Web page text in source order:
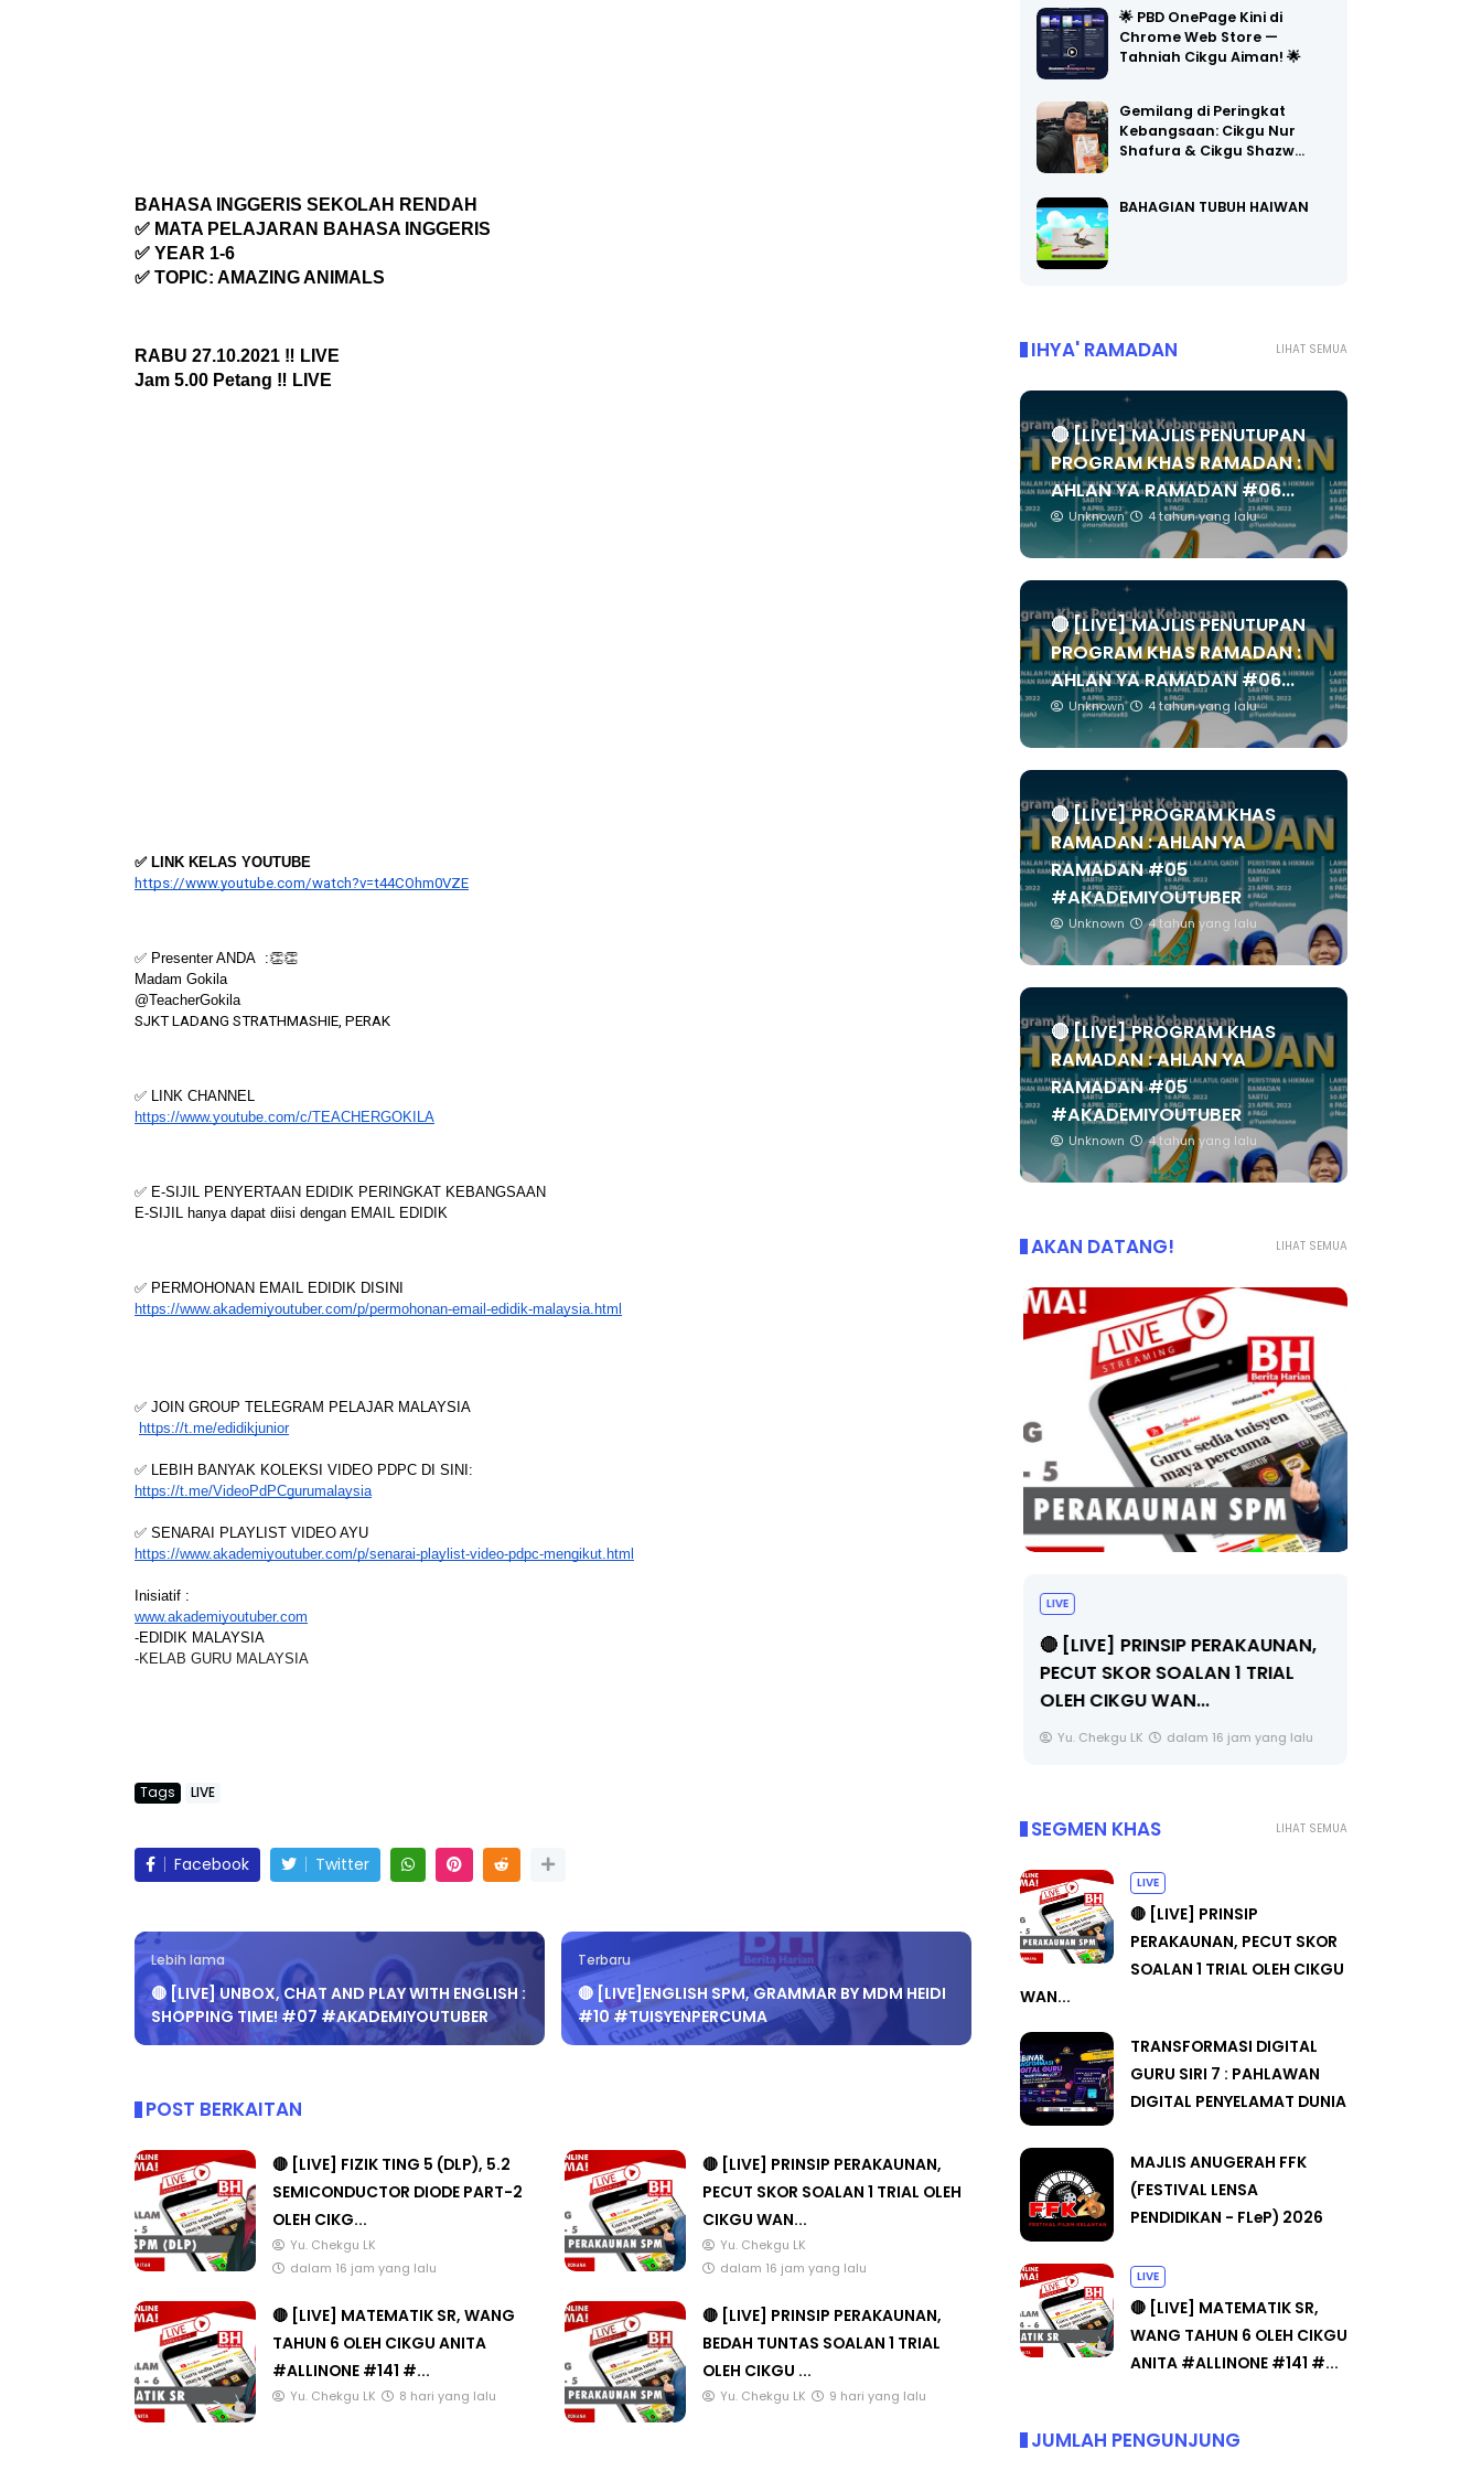
BAHASA INGGERIS SEKOLAH RENDAH
✅ MATA PELAJARAN BAHASA INGGERIS
✅ YEAR 1-6
✅ TOPIC: AMAZING ANIMALS
RABU 27.10.2021 ‼️ LIVE
Jam 5.00 Petang ‼️ LIVE
✅ LINK KELAS YOUTUBE
https://www.youtube.com/watch?v=t44COhm0VZE
✅ Presenter ANDA  :👏👏
Madam Gokila
@TeacherGokila
SJKT LADANG STRATHMASHIE, PERAK
✅ LINK CHANNEL
https://www.youtube.com/c/TEACHERGOKILA
✅ E-SIJIL PENYERTAAN EDIDIK PERINGKAT KEBANGSAAN
E-SIJIL hanya dapat diisi dengan EMAIL EDIDIK
✅ PERMOHONAN EMAIL EDIDIK DISINI
https://www.akademiyoutuber.com/p/permohonan-email-edidik-malaysia.html
✅ JOIN GROUP TELEGRAM PELAJAR MALAYSIA
https://t.me/edidikjunior
✅ LEBIH BANYAK KOLEKSI VIDEO PDPC DI SINI:
https://t.me/VideoPdPCgurumalaysia
✅ SENARAI PLAYLIST VIDEO AYU
https://www.akademiyoutuber.com/p/senarai-playlist-video-pdpc-mengikut.html
Inisiatif :
www.akademiyoutuber.com
-EDIDIK MALAYSIA
-KELAB GURU MALAYSIA
Tags LIVE
Facebook Twitter
Lebih lama
🔴 [LIVE] UNBOX, CHAT AND PLAY WITH ENGLISH :
SHOPPING TIME! #07 #AKADEMIYOUTUBER
Terbaru
🔴 [LIVE]ENGLISH SPM, GRAMMAR BY MDM HEIDI
#10 #TUISYENPERCUMA
POST BERKAITAN
🔴 [LIVE] FIZIK TING 5 (DLP), 5.2
SEMICONDUCTOR DIODE PART-2
OLEH CIKG...
Yu. Chekgu LK
dalam 16 jam yang lalu
🔴 [LIVE] PRINSIP PERAKAUNAN,
PECUT SKOR SOALAN 1 TRIAL OLEH
CIKGU WAN...
Yu. Chekgu LK
dalam 16 jam yang lalu
🔴 [LIVE] MATEMATIK SR, WANG
TAHUN 6 OLEH CIKGU ANITA
#ALLINONE #141 #...
Yu. Chekgu LK 8 hari yang lalu
🔴 [LIVE] PRINSIP PERAKAUNAN,
BEDAH TUNTAS SOALAN 1 TRIAL
OLEH CIKGU ...
Yu. Chekgu LK 9 hari yang lalu
🌟 PBD OnePage Kini di
Chrome Web Store —
Tahniah Cikgu Aiman! 🌟
Gemilang di Peringkat
Kebangsaan: Cikgu Nur
Shafura & Cikgu Shazw…
BAHAGIAN TUBUH HAIWAN
LIHAT SEMUA
IHYA' RAMADAN
🔴 [LIVE] MAJLIS PENUTUPAN
PROGRAM KHAS RAMADAN :
AHLAN YA RAMADAN #06...
Unknown 4 tahun yang lalu
🔴 [LIVE] MAJLIS PENUTUPAN
PROGRAM KHAS RAMADAN :
AHLAN YA RAMADAN #06...
Unknown 4 tahun yang lalu
🔴 [LIVE] PROGRAM KHAS
RAMADAN : AHLAN YA
RAMADAN #05
#AKADEMIYOUTUBER
Unknown 4 tahun yang lalu
🔴 [LIVE] PROGRAM KHAS
RAMADAN : AHLAN YA
RAMADAN #05
#AKADEMIYOUTUBER
Unknown 4 tahun yang lalu
LIHAT SEMUA
AKAN DATANG!
ANUGERAH FFK
LENSA PENDIDIKAN -
LIVE
🔴 [LIVE] PRINSIP PERAKAUNAN,
PECUT SKOR SOALAN 1 TRIAL
OLEH CIKGU WAN...
Yu. Chekgu LK dalam 16 jam yang lalu
LIHAT SEMUA
SEGMEN KHAS
LIVE
🔴 [LIVE] PRINSIP
PERAKAUNAN, PECUT SKOR
SOALAN 1 TRIAL OLEH CIKGU
WAN...
TRANSFORMASI DIGITAL
GURU SIRI 7 : PAHLAWAN
DIGITAL PENYELAMAT DUNIA
MAJLIS ANUGERAH FFK
(FESTIVAL LENSA
PENDIDIKAN - FLeP) 2026
LIVE
🔴 [LIVE] MATEMATIK SR,
WANG TAHUN 6 OLEH CIKGU
ANITA #ALLINONE #141 #...
JUMLAH PENGUNJUNG